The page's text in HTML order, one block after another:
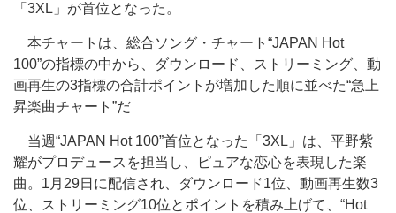
「3XL」が首位となった。
本チャートは、総合ソング・チャート“JAPAN Hot
100”の指標の中から、ダウンロード、ストリーミング、動
画再生の3指標の合計ポイントが増加した順に並べた“急上
昇楽曲チャート”だ
当週“JAPAN Hot 100”首位となった「3XL」は、平野紫
耀がプロデュースを担当し、ピュアな恋心を表現した楽
曲。1月29日に配信され、ダウンロード1位、動画再生数3
位、ストリーミング10位とポイントを積み上げて、“Hot